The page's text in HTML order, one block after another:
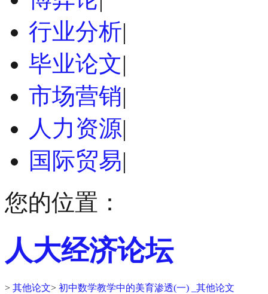
行业分析|
毕业论文|
市场营销|
人力资源|
国际贸易|
您的位置：
人大经济论坛
> 其他论文> 初中数学教学中的美育渗透(一) _其他论文